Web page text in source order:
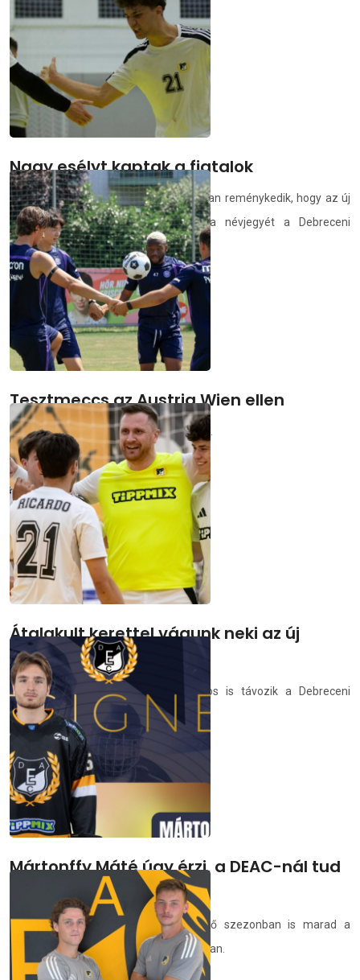
deac.hu 2026.07.04.
Nagy esélyt kaptak a fiatalok
Konyári Dániel és Kató Benedek is abban reménykedik, hogy az új
szezonban tétmeccsen is leteheti a névjegyét a Debreceni
Egyetem alakulatában.
deac.hu 2026.07.03.
Tesztmeccs az Austria Wien ellen
Bemutatjuk a DVSC szombati ellenfelét.
demedia.hu 2026.07.03.
Átalakult kerettel vágunk neki az új
idénynek
Két kapus mellett hat mezőnyjátékos is távozik a Debreceni
Egyetem alakulatától.
deac.hu 2026.07.02.
Mártonffy Máté úgy érzi, a DEAC-nál tud
a legtöbbet fejlődni
A fiatal védő örül, hogy a következő szezonban is marad a
Debreceni Egyetem jégkorongcsapatában.